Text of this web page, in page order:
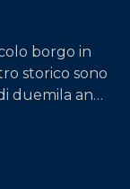
borgo in
storico sono
duemila anni